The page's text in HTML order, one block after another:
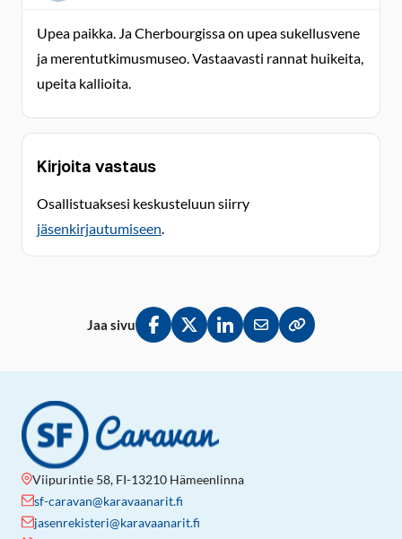
Upea paikka. Ja Cherbourgissa on upea sukellusvene
ja merentutkimusmuseo. Vastaavasti rannat huikeita,
upeita kallioita.
Kirjoita vastaus
Osallistuaksesi keskusteluun siirry
jäsenkirjautumiseen.
Jaa sivu
Jaa Facebookissa
Jaa Twitterissä
Jaa LinkedInissä
Jaa sähköpostitse
Kopioi linkki
Viipurintie 58, FI-13210 Hämeenlinna
sf-caravan@karavaanarit.fi
jasenrekisteri@karavaanarit.fi